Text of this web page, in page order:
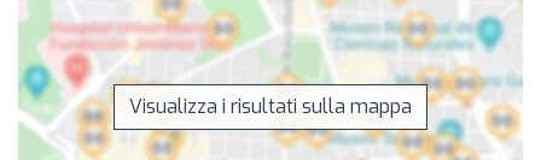
Visualizza i risultati sulla mappa